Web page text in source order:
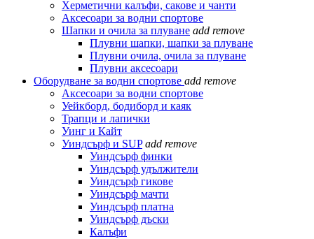
Херметични калъфи, сакове и чанти
Аксесоари за водни спортове
Шапки и очила за плуване add remove
Плувни шапки, шапки за плуване
Плувни очила, очила за плуване
Плувни аксесоари
Оборудване за водни спортове add remove
Аксесоари за водни спортове
Уейкборд, бодиборд и каяк
Трапци и лапички
Уинг и Кайт
Уиндсърф и SUP add remove
Уиндсърф финки
Уиндсърф удължители
Уиндсърф гикове
Уиндсърф мачти
Уиндсърф платна
Уиндсърф дъски
Калъфи